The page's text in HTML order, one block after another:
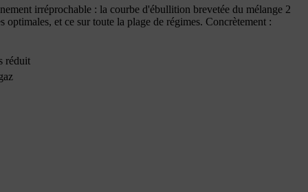
irréprochable : la courbe d'ébullition brevetée du mélange 2
et ce sur toute la plage de régimes. Concrètement :
réduit